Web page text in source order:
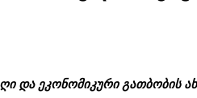
და ეკონომიკური გათბობის